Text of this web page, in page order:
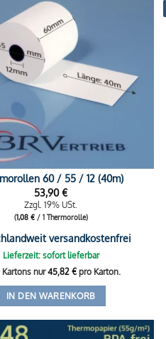
60 / 55 / 12 (40m)
53,90€
Zzgl. 19% USt.
(1,08 €/ 1 Thermorolle)
versandkostenfrei
Lieferzeit: sofort lieferbar
Kartons nur45,82€ pro Karton.
IN DEN WARENKORB